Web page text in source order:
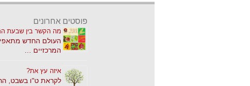
פוסטים אחרונים
מה הקשר בין שבעת
העולם החדש
המרכזיים …
איזה עץ את?
לקראת ט"ו בשבט,